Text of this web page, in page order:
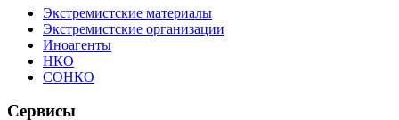
Экстремистские материалы
Экстремистские организации
Иноагенты
НКО
СОНКО
Сервисы